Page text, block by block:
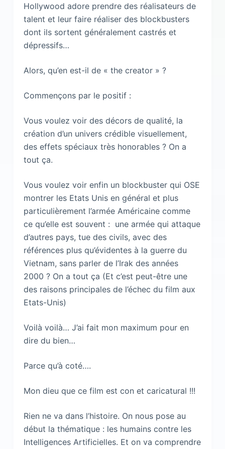
Hollywood adore prendre des réalisateurs de
talent et leur faire réaliser des blockbusters
dont ils sortent généralement castrés et
dépressifs…
Alors, qu’en est-il de « the creator » ?
Commençons par le positif :
Vous voulez voir des décors de qualité, la
création d’un univers crédible visuellement,
des effets spéciaux très honorables ? On a
tout ça.
Vous voulez voir enfin un blockbuster qui OSE
montrer les Etats Unis en général et plus
particulièrement l’armée Américaine comme
ce qu’elle est souvent : une armée qui attaque
d’autres pays, tue des civils, avec des
références plus qu’évidentes à la guerre du
Vietnam, sans parler de l’Irak des années
2000 ? On a tout ça (Et c’est peut-être une
des raisons principales de l’échec du film aux
Etats-Unis)
Voilà voilà… J’ai fait mon maximum pour en
dire du bien…
Parce qu’à coté….
Mon dieu que ce film est con et caricatural !!!
Rien ne va dans l’histoire. On nous pose au
début la thématique : les humains contre les
Intelligences Artificielles. Et on va comprendre